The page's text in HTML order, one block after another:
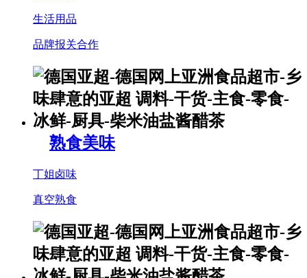
生活用品
品牌报关合作
熟食美味
丁姐卤味
真空熟食